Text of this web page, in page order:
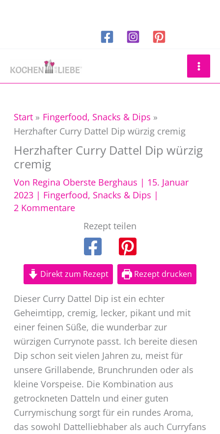
Start
Fingerfood, Snacks & Dips
Herzhafter Curry Dattel Dip würzig cremig
Herzhafter Curry Dattel Dip würzig
cremig
Von Regina Oberste Berghaus | 15. Januar
2023 | Fingerfood, Snacks & Dips |
2 Kommentare
Rezept teilen
Direkt zum Rezept Rezept drucken
Dieser Curry Dattel Dip ist ein echter
Geheimtipp, cremig, lecker, pikant und mit
einer feinen Süße, die wunderbar zur
würzigen Currynote passt. Ich bereite diesen
Dip schon seit vielen Jahren zu, meist für
unsere Grillabende, Brunchrunden oder als
kleine Vorspeise. Die Kombination aus
getrockneten Datteln und einer guten
Currymischung sorgt für ein rundes Aroma,
das sowohl Dattelliebhaber als auch Curryfans